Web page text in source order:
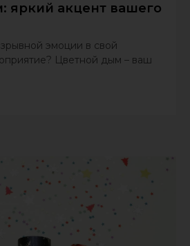
яркий акцент вашего
эмоции в свой
Цветной дым – ваш